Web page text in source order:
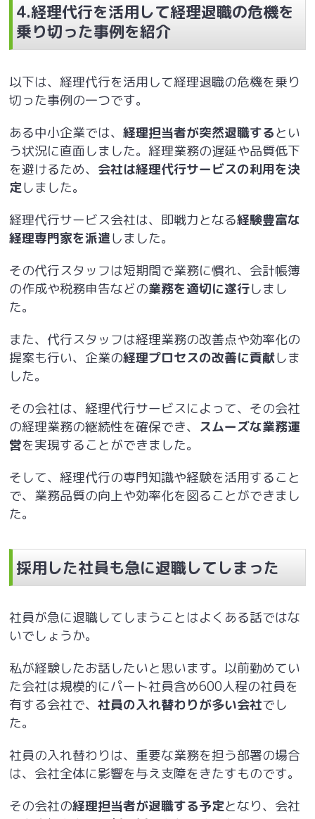
4.経理代行を活用して経理退職の危機を
乗り切った事例を紹介
以下は、経理代行を活用して経理退職の危機を乗り
切った事例の一つです。
ある中小企業では、経理担当者が突然退職するとい
う状況に直面しました。経理業務の遅延や品質低下
を避けるため、 会社は経理代行サービスの利用を決
定しました。
経理代行サービス会社は、即戦力となる経験豊富な
経理専門家を派遣しました。
その代行スタッフは短期間で業務に慣れ、会計帳簿
の作成や税務申告などの業務を適切に遂行しまし
た。
また、代行スタッフは経理業務の改善点や効率化の
提案も行い、企業の経理プロセスの改善に貢献しま
した。
その会社は、経理代行サービスによって、その会社
の経理業務の継続性を確保でき、 スムーズな業務運
営を実現することができました。
そして、経理代行の専門知識や経験を活用すること
で、業務品質の向上や効率化を図ることができまし
た。
採用した社員も急に退職してしまった
社員が急に退職してしまうことはよくある話ではな
いでしょうか。
私が経験したお話したいと思います。以前勤めてい
た会社は規模的にパート社員含め600人程の社員を
有する会社で、社員の入れ替わりが多い会社でし
た。
社員の入れ替わりは、重要な業務を担う部署の場合
は、会社全体に影響を与え支障をきたすものです。
その会社の経理担当者が退職する予定となり、会社